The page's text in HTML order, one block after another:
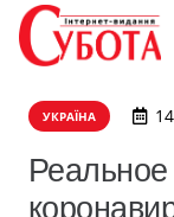
УКРАЇНА